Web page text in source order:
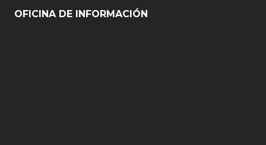
OFICINA DE INFORMACIÓN